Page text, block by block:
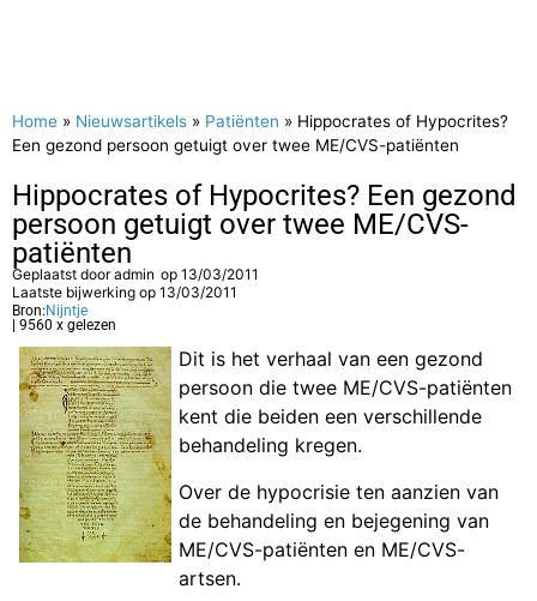
Home » Nieuwsartikels » Patiënten » Hippocrates of Hypocrites?
Een gezond persoon getuigt over twee ME/CVS-patiënten
Hippocrates of Hypocrites? Een gezond
persoon getuigt over twee ME/CVS-
patiënten
Geplaatst dooradmin op 13/03/2011
Laatste bijwerking op 13/03/2011
Bron: Nijntje
| 9560 x gelezen
Dit is het verhaal van een gezond
persoon die twee ME/CVS-patiënten
kent die beiden een verschillende
behandeling kregen.
Over de hypocrisie ten aanzien van
de behandeling en bejegening van
ME/CVS-patiënten en ME/CVS-
artsen.